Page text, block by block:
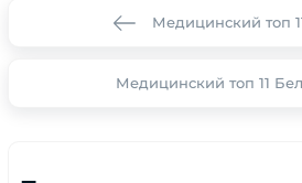
Медицинский топ
Медицинский топ 11